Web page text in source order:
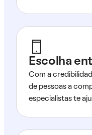
Escolha
Com a
de pessoas a
especialistas te